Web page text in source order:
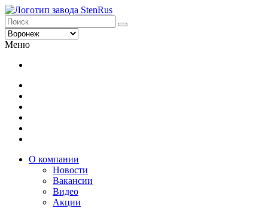
Меню
О компании
Новости
Вакансии
Видео
Акции